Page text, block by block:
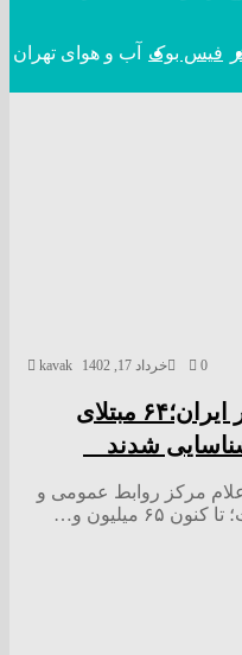
فیس بوک
آب و هوای تهران
kavak خرداد 17, 1402 0
جدیدترین آمار کرونا در ایران؛۶۴ مبتلای
شدند
مرکز روابط عمومی و
میلیون و…